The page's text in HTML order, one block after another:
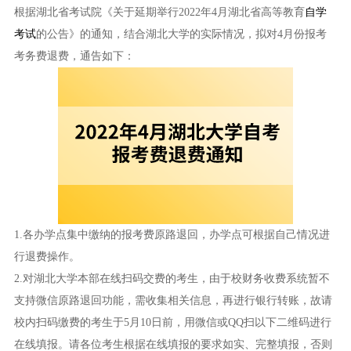
根据湖北省考试院《关于延期举行2022年4月湖北省高等教育 自学
考试的公告》的通知，结合湖北大学的实际情况，拟对4月份报考
考务费退费，通告如下：
1.各办学点集中缴纳的报考费原路退回，办学点可根据自己情况进
行退费操作。
2.对湖北大学本部在线扫码交费的考生，由于校财务收费系统暂不
支持微信原路退回功能，需收集相关信息，再进行银行转账，故请
校内扫码缴费的考生于5月10日前，用微信或QQ扫以下二维码进行
在线填报。请各位考生根据在线填报的要求如实、完整填报，否则